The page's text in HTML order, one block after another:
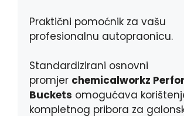
Praktični pomoćnik za vašu
profesionalnu autopraonicu.
Standardizirani osnovni
promjer chemicalworkz
Buckets omogućava
kompletnog pribora za